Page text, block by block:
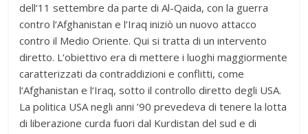
dell‘11 settembre da parte di Al-Qaida, con la guerra
contro l‘Afghanistan e l‘Iraq iniziò un nuovo attacco
contro il Medio Oriente. Qui si tratta di un intervento
diretto. L‘obiettivo era di mettere i luoghi maggiormente
caratterizzati da contraddizioni e conflitti, come
l‘Afghanistan e l‘Iraq, sotto il controllo diretto degli USA.
La politica USA negli anni ’90 prevedeva di tenere la lotta
di liberazione curda fuori dal Kurdistan del sud e di